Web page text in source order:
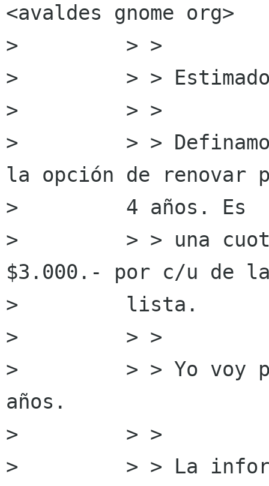
<avaldes gnome org>
>         > >
>         > >
>         > >
>         > >
la opción de renovar
>         4 años. Es
>         > > una
$3.000.- por c/u de
>         lista.
>         > >
>         > > Yo voy
años.
>         > >
>         > > La